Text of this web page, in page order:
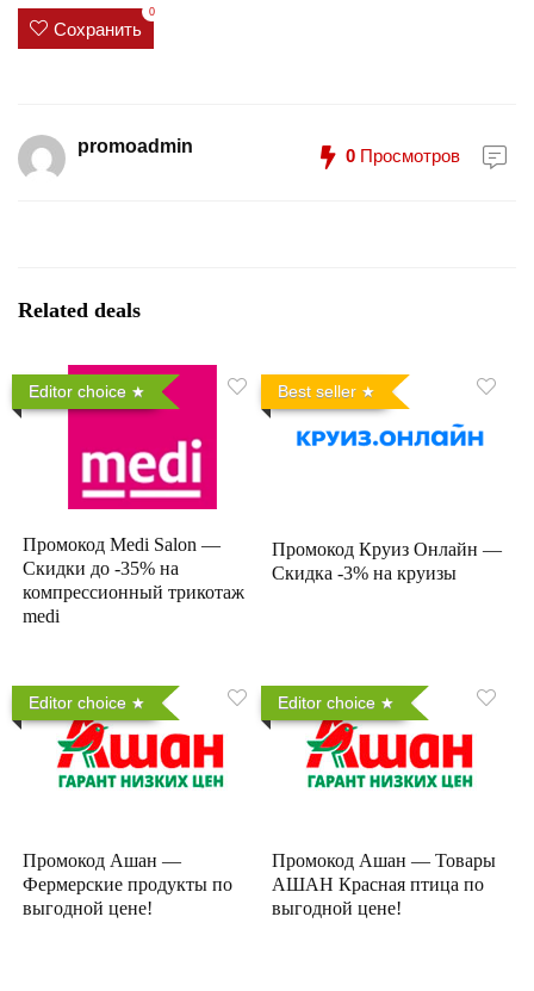
Сохранить
0
promoadmin 0 Просмотров
Related deals
Editor choice
Промокод Medi Salon —
Скидки до -35% на
компрессионный трикотаж
medi
Best seller
Промокод Круиз Онлайн —
Скидка -3% на круизы
Editor choice
Промокод Ашан —
Фермерские продукты по
выгодной цене!
Editor choice
Промокод Ашан — Товары
АШАН Красная птица по
выгодной цене!